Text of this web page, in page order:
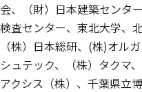
会、（財）日本建築センタ
検査センター、東北大学、
（株）日本総研、(株)オル
シュテック、（株）タクマ
アクシス（株）、千葉県立